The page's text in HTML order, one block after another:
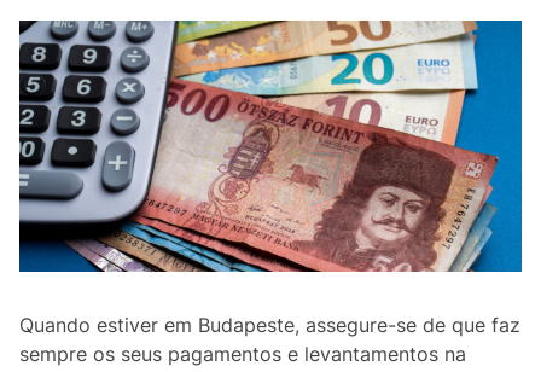
Quando estiver em Budapeste, assegure-se de que faz
sempre os seus pagamentos e levantamentos na